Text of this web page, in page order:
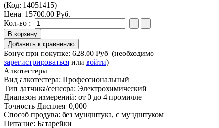
(Код: 14051415)
Цена: 15700.00 Руб.
Кол-во :
Бонус при покупке: 628.00 Руб. (необходимо
зарегистрироваться или войти)
Алкотестеры
Вид алкотестера: Профессиональный
Тип датчика/сенсора: Электрохимический
Диапазон измерений: от 0 до 4 промилле
Точность Дисплея: 0,000
Способ продува: без мундштука, с мундштуком
Питание: Батарейки